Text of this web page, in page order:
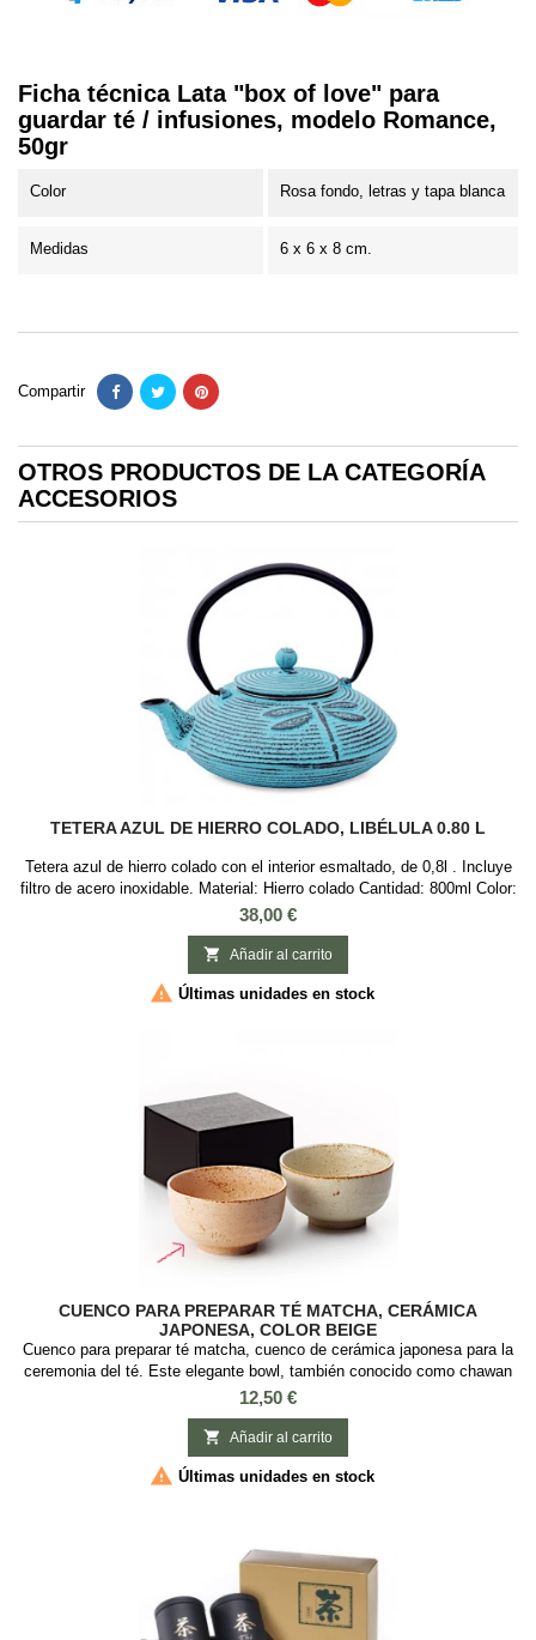
Ficha técnica Lata "box of love" para
guardar té / infusiones, modelo Romance,
50gr
Color Rosa fondo, letras y tapa blanca
Medidas 6 x 6 x 8 cm.
Compartir
OTROS PRODUCTOS DE LA CATEGORÍA
ACCESORIOS
TETERA AZUL DE HIERRO COLADO, LIBÉLULA 0.80 L
Tetera azul de hierro colado con el interior esmaltado, de 0,8l . Incluye
filtro de acero inoxidable. Material: Hierro colado Cantidad: 800ml Color:
Azul oscuro Motivos: Libélula (dragonfly)
Precio
38,00 €
 Añadir al carrito
 Últimas unidades en stock
CUENCO PARA PREPARAR TÉ MATCHA, CERÁMICA
JAPONESA, COLOR BEIGE
Cuenco para preparar té matcha, cuenco de cerámica japonesa para la
ceremonia del té. Este elegante bowl, también conocido como chawan
es ideal para preparar el té matcha y hacer la tradicional ceremonia del
té japonesa. Material: Cerámica Capacidad: 300ml Medidas: 7 cm
diámetro x 13 cm alto. 2 Modelos. Contenido: Cuenco de cerámica
japonesa para té...
Precio
12,50 €
 Añadir al carrito
 Últimas unidades en stock